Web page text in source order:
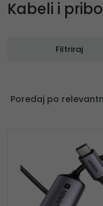
Kabeli i
Filtriraj
Poredaj po